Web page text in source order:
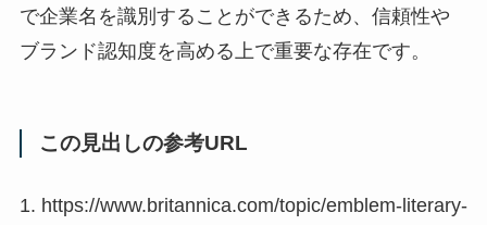
で企業名を識別することができるため、信頼性や
ブランド認知度を高める上で重要な存在です。
この見出しの参考URL
1. https://www.britannica.com/topic/emblem-literary-